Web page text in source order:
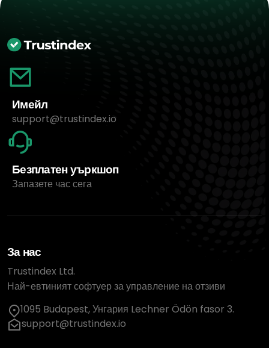
Имейл
support@trustindex.io
Безплатен уъркшоп
Запазете час сега
За нас
Trustindex Ltd.
Най-евтиният софтуер за управление на отзиви
1095 Budapest, Унгария Lechner Ödön fasor 3.
support@trustindex.io